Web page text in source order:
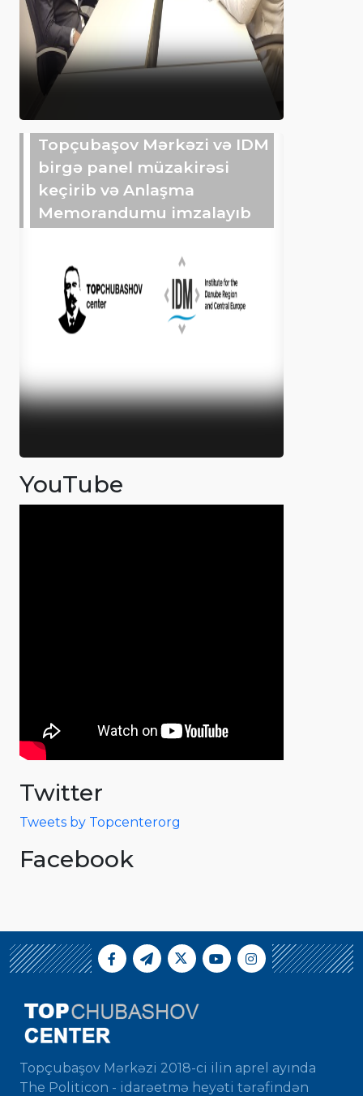
Topçubaşov Mərkəzi və IDM
birgə panel müzakirəsi
keçirib və Anlaşma
Memorandumu imzalayıb
YouTube
Twitter
Tweets by Topcenterorg
Facebook
Topçubaşov Mərkəzi 2018-ci ilin aprel ayında
The Politicon - idarəetmə heyəti tərəfindən